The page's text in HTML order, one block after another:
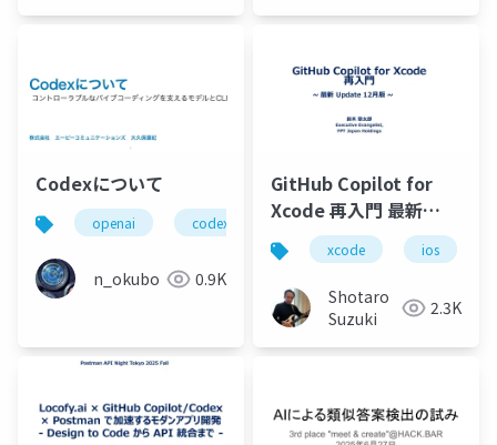
Codexについて
openai codex
n_okubo 0.9K
GitHub Copilot for
Xcode 再入門 最新
Update 12月版
xcode ios
Shotaro
Suzuki
2.3K